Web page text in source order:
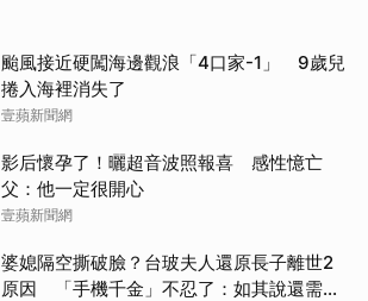
颱風接近硬闖海邊觀浪「4口家-1」 9歲兒
捲入海裡消失了
壹蘋新聞網
影后懷孕了！曬超音波照報喜 感性憶亡
父：他一定很開心
壹蘋新聞網
婆媳隔空撕破臉？台玻夫人還原長子離世2
原因 「手機千金」不忍了：如其說還需要